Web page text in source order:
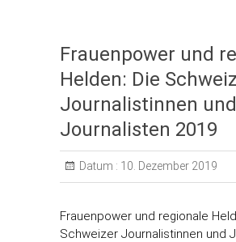
Frauenpower und
Helden: Die
Journalistinnen und
Journalisten 2019
Datum : 10. Dezember 2019
Frauenpower und regionale
Schweizer Journalistinnen und